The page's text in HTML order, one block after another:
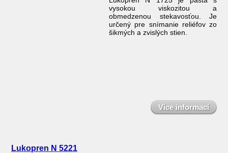
vysokou viskozitou a
obmedzenou stekavosťou. Je
určený pre snímanie reliéfov zo
šikmých a zvislých stien.
Více informací
Lukopren N 5221